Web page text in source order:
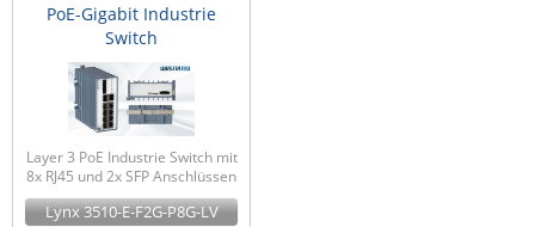
PoE-Gigabit Industrie
Switch
Layer 3 PoE Industrie Switch mit
8x RJ45 und 2x SFP Anschlüssen
Lynx 3510-E-F2G-P8G-LV